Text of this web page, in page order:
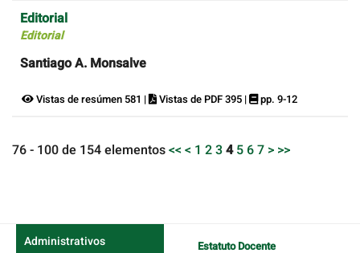
Editorial
Editorial
Santiago A. Monsalve
Vistas de resúmen 581 | Vistas de PDF 395 | pp. 9-12
76 - 100 de 154 elementos<< < 1 234 567 > >>
Administrativos Estatuto Docente